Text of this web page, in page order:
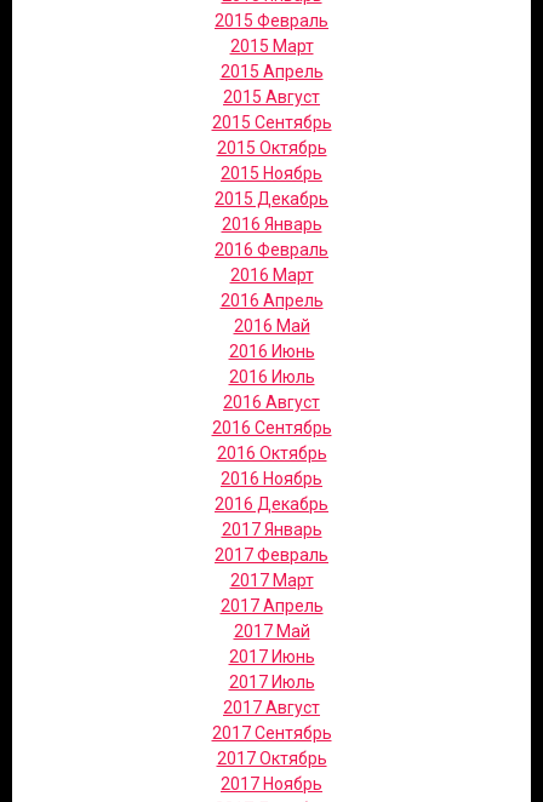
2015 Февраль
2015 Март
2015 Апрель
2015 Август
2015 Сентябрь
2015 Октябрь
2015 Ноябрь
2015 Декабрь
2016 Январь
2016 Февраль
2016 Март
2016 Апрель
2016 Май
2016 Июнь
2016 Июль
2016 Август
2016 Сентябрь
2016 Октябрь
2016 Ноябрь
2016 Декабрь
2017 Январь
2017 Февраль
2017 Март
2017 Апрель
2017 Май
2017 Июнь
2017 Июль
2017 Август
2017 Сентябрь
2017 Октябрь
2017 Ноябрь